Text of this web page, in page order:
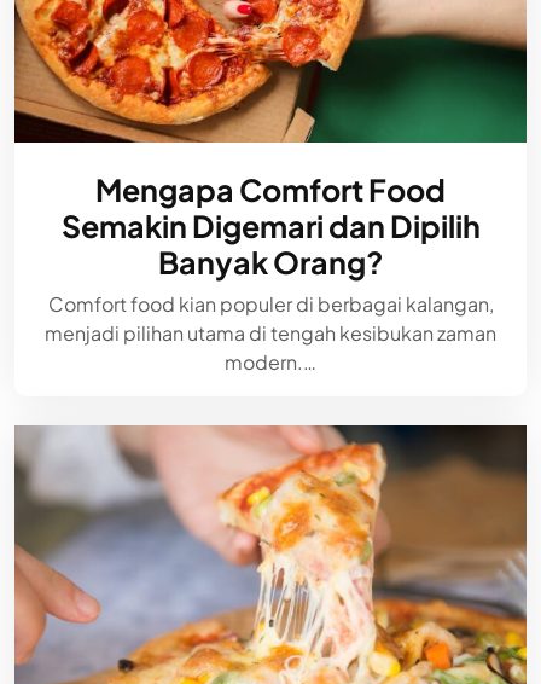
Mengapa Comfort Food
Semakin Digemari dan Dipilih
Banyak Orang?
Comfort food kian populer di berbagai kalangan,
menjadi pilihan utama di tengah kesibukan zaman
modern.…